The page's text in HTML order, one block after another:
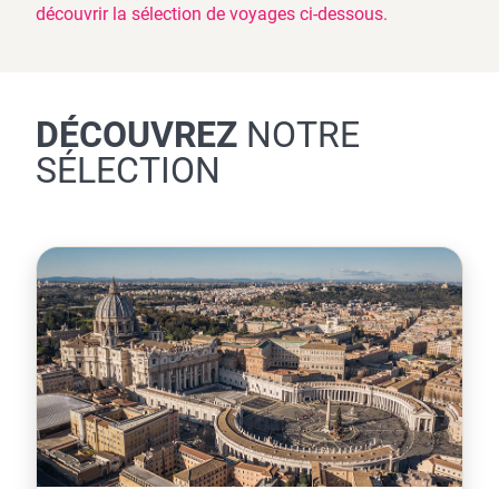
découvrir la sélection de voyages ci-dessous.
DÉCOUVREZ NOTRE
SÉLECTION